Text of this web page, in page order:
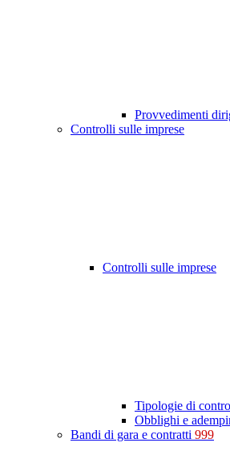
Provvedimenti
Controlli sulle imprese
Controlli sulle imprese
Tipologie di
Obblighi e
Bandi di gara e contratti 999